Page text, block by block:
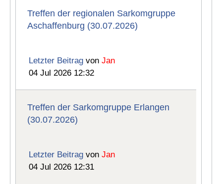
Treffen der regionalen Sarkomgruppe
Aschaffenburg (30.07.2026)
Letzter Beitrag vonJan
04 Jul 2026 12:32
Treffen der Sarkomgruppe Erlangen
(30.07.2026)
Letzter Beitrag vonJan
04 Jul 2026 12:31